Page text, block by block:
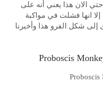
الان هذا يعني أنه على
انها فشلت في مواكبة
شكل الفرو هذا وأخبرنا